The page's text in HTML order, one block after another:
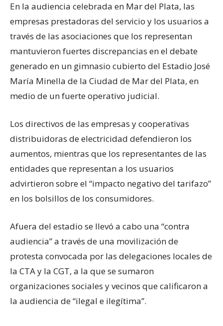
En la audiencia celebrada en Mar del Plata, las
empresas prestadoras del servicio y los usuarios a
través de las asociaciones que los representan
mantuvieron fuertes discrepancias en el debate
generado en un gimnasio cubierto del Estadio José
María Minella de la Ciudad de Mar del Plata, en
medio de un fuerte operativo judicial.
Los directivos de las empresas y cooperativas
distribuidoras de electricidad defendieron los
aumentos, mientras que los representantes de las
entidades que representan a los usuarios
advirtieron sobre el “impacto negativo del tarifazo”
en los bolsillos de los consumidores.
Afuera del estadio se llevó a cabo una “contra
audiencia” a través de una movilización de
protesta convocada por las delegaciones locales de
la CTA y la CGT, a la que se sumaron
organizaciones sociales y vecinos que calificaron a
la audiencia de “ilegal e ilegítima”.